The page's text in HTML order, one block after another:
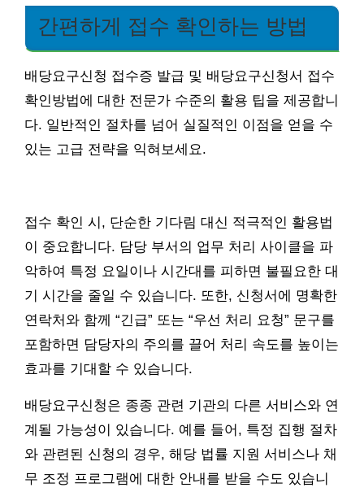
간편하게 접수 확인하는 방법
배당요구신청 접수증 발급 및 배당요구신청서 접수
확인방법에 대한 전문가 수준의 활용 팁을 제공합니
다. 일반적인 절차를 넘어 실질적인 이점을 얻을 수
있는 고급 전략을 익혀보세요.
접수 확인 시, 단순한 기다림 대신 적극적인 활용법
이 중요합니다. 담당 부서의 업무 처리 사이클을 파
악하여 특정 요일이나 시간대를 피하면 불필요한 대
기 시간을 줄일 수 있습니다. 또한, 신청서에 명확한
연락처와 함께 “긴급” 또는 “우선 처리 요청” 문구를
포함하면 담당자의 주의를 끌어 처리 속도를 높이는
효과를 기대할 수 있습니다.
배당요구신청은 종종 관련 기관의 다른 서비스와 연
계될 가능성이 있습니다. 예를 들어, 특정 집행 절차
와 관련된 신청의 경우, 해당 법률 지원 서비스나 채
무 조정 프로그램에 대한 안내를 받을 수도 있습니